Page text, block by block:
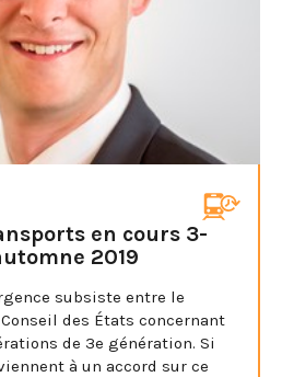
en cours 3-
2019
subsiste entre le
des États concernant
de 3e génération. Si
à un accord sur ce